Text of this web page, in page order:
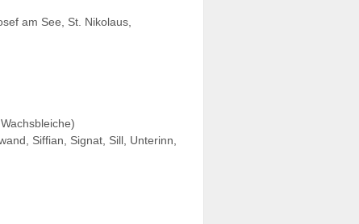
am See, St. Nikolaus,
Siffian, Signat, Sill, Unterinn,